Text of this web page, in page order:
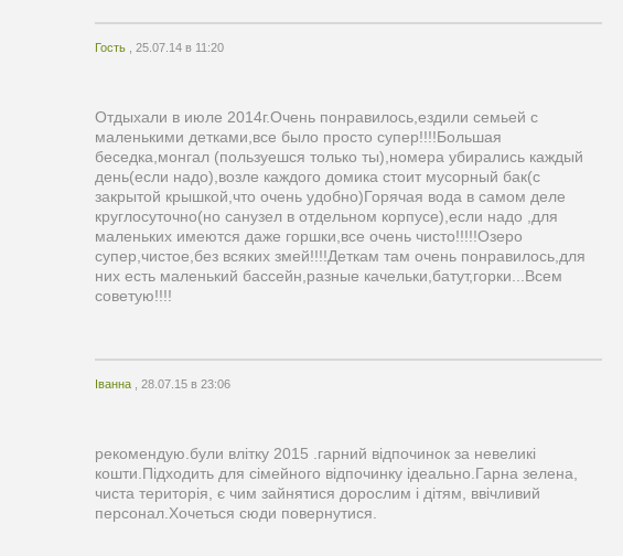
Гость , 25.07.14 в 11:20
Отдыхали в июле 2014г.Очень понравилось,ездили семьей с
маленькими детками,все было просто супер!!!!Большая
беседка,монгал (пользуешся только ты),номера убирались каждый
день(если надо),возле каждого домика стоит мусорный бак(с
закрытой крышкой,что очень удобно)Горячая вода в самом деле
круглосуточно(но санузел в отдельном корпусе),если надо ,для
маленьких имеются даже горшки,все очень чисто!!!!!Озеро
супер,чистое,без всяких змей!!!!Деткам там очень понравилось,для
них есть маленький бассейн,разные качельки,батут,горки...Всем
советую!!!!
Іванна , 28.07.15 в 23:06
рекомендую.були влітку 2015 .гарний відпочинок за невеликі
кошти.Підходить для сімейного відпочинку ідеально.Гарна зелена,
чиста територія, є чим зайнятися дорослим і дітям, ввічливий
персонал.Хочеться сюди повернутися.